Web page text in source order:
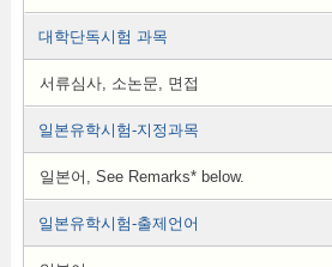
대학단독시험 과목
서류심사, 소논문, 면접
일본유학시험-지정과목
일본어, See Remarks* below.
일본유학시험-출제언어